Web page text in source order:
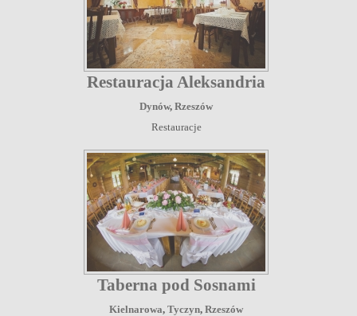
Restauracja Aleksandria
Dynów, Rzeszów
Restauracje
Taberna pod Sosnami
Kielnarowa, Tyczyn, Rzeszów